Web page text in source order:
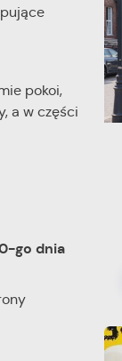
pokoi,
a w części
go dnia